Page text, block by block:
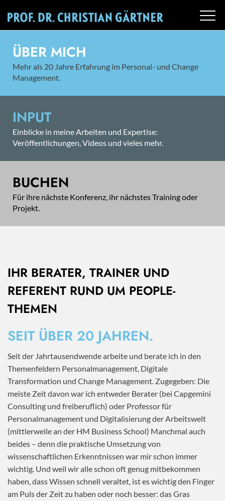
ÜBER MICH
Mehr als 20 Jahre Erfahrung im Personal- und Change
Management.
INPUT
Einblicke in meine Arbeiten und Expertise:
Veröffentlichungen, Videos und vieles mehr.
BUCHEN
Für ihre nächste Konferenz, ihr nächstes Training oder
Projekt.
IHR BERATER, TRAINER UND
REFERENT RUND UM PEOPLE-
THEMEN
SEIT ÜBER 20 JAHREN.
Seit der Jahrtausendwende arbeite und berate ich in den
Themenfeldern Personalmanagement, Digitale
Transformation und Change Management. Zugegeben: Die
meiste Zeit davon war ich entweder Berater (bei Capgemini
Consulting und freiberuflich) oder Professor für
Personalmanagement und Digitalisierung der Arbeitswelt
(mittlerweile an der HM Business School) Manchmal auch
beides – denn die praktische Umsetzung von
wissenschaftlichen Erkenntnissen war mir schon immer
wichtig. Und weil wir alle schon oft genug mitbekommen
haben, dass Wissen schnell veraltet, ist es wichtig den Finger
am Puls der Zeit zu haben oder noch besser: das Gras